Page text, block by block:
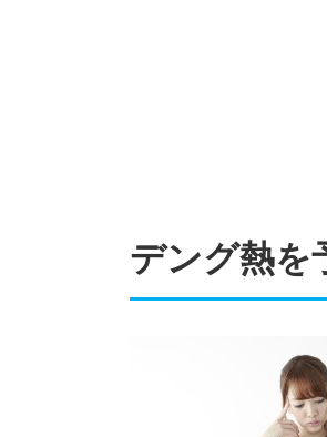
デング熱を